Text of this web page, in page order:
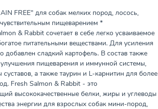
FREE" для собак мелких пород, лосось,
пищеварением *
& Rabbit сочетает в себе легко усваиваемое
питательными веществами. Для усиления
добавлен сладкий картофель. В состав также
пищеварения и иммунной системы,
а также таурин и L-карнитин для более
Fresh Salmon & Rabbit - это
высококачественные белки, жиры и углеводы
энергии для взрослых собак мини-пород,